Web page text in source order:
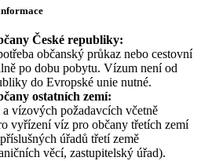
České republiky:
občanský průkaz nebo cestovní
po dobu pobytu. Vízum není od
do Evropské unie nutné.
ostatních zemí:
vízových požadavcích včetně
vyřízení víz pro občany třetích zemí
úřadů třetí země
věcí, zastupitelský úřad).